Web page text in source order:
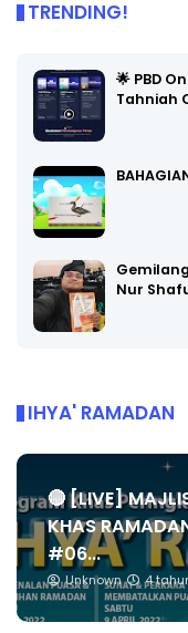
TRENDING!
🌟 PBD
Tahniah
Nur
IHYA' RAMADAN
🔴 [LIVE]
KHAS
#06...
Unknown 4